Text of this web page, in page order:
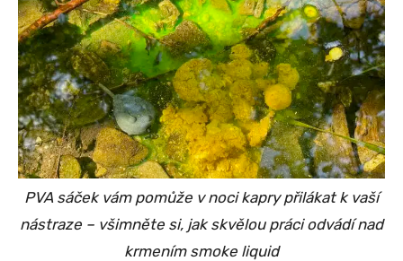
PVA sáček vám pomůže v noci kapry přilákat k vaší
nástraze – všimněte si, jak skvělou práci odvádí nad
krmením smoke liquid